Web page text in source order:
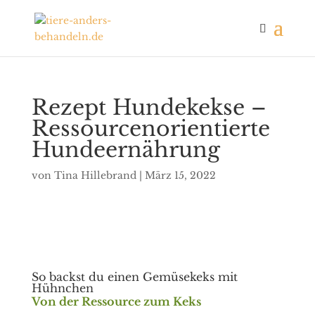
Rezept Hundekekse –
Ressourcenorientierte
Hundeernährung
von Tina Hillebrand| März 15, 2022
So backst du einen Gemüsekeks mit
Hühnchen
Von der Ressource zum Keks